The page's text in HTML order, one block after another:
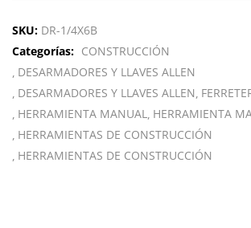
SKU: DR-1/4X6B
Categorías: CONSTRUCCIÓN
DESARMADORES Y LLAVES ALLEN
DESARMADORES Y LLAVES ALLEN
HERRAMIENTA MANUAL
HERRAMIENTA
HERRAMIENTAS DE CONSTRUCCIÓN
HERRAMIENTAS DE CONSTRUCCIÓN